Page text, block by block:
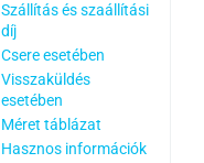
Szállítás és szaállítási
díj
Csere esetében
Visszaküldés
esetében
Méret táblázat
Hasznos információk